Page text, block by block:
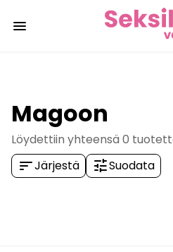
menu
Magoon
Löydettiin yhteensä 0
sortJärjestä tuneSuodata